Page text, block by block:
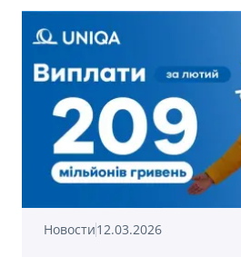
Новости12.03.2026